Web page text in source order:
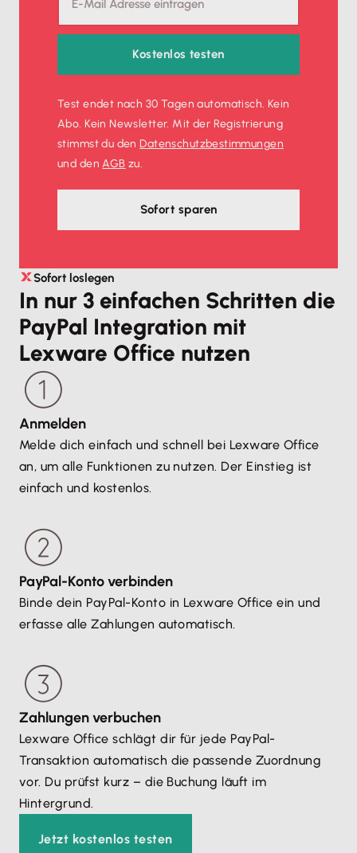
Kostenlos testen
Test endet nach 30 Tagen automatisch. Kein
Abo. Kein Newsletter. Mit der Registrierung
stimmst du denDatenschutz­bestimmungen
und denAGB zu.
Sofort sparen
Sofort loslegen
In nur 3 einfachen Schritten die
PayPal Integration mit
Lexware Office nutzen
Anmelden
Melde dich einfach und schnell bei Lexware Office
an, um alle Funktionen zu nutzen. Der Einstieg ist
einfach und kostenlos.
PayPal-Konto verbinden
Binde dein PayPal-Konto in Lexware Office ein und
erfasse alle Zahlungen automatisch.
Zahlungen verbuchen
Lexware Office schlägt dir für jede PayPal-
Transaktion automatisch die passende Zuordnung
vor. Du prüfst kurz – die Buchung läuft im
Hintergrund.
Jetzt kostenlos testen